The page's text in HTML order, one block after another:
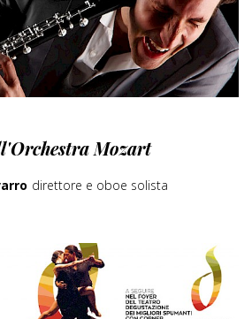
Mozart
direttore e oboe solista
SCOPRI DI PIÙ